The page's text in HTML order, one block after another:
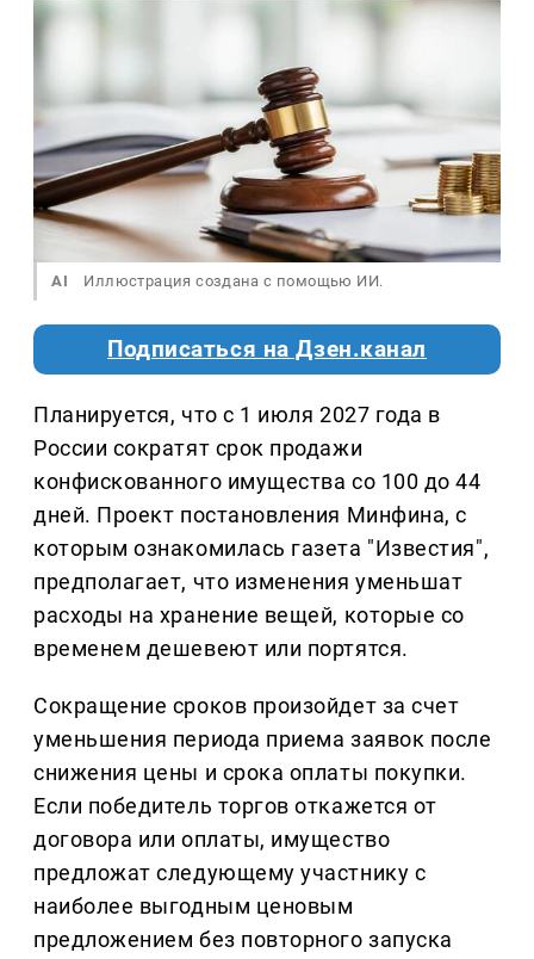
AI Иллюстрация создана с помощью ИИ.
Подписаться на Дзен.канал
Планируется, что с 1 июля 2027 года в
России сократят срок продажи
конфискованного имущества со 100 до 44
дней. Проект постановления Минфина, с
которым ознакомилась газета "Известия",
предполагает, что изменения уменьшат
расходы на хранение вещей, которые со
временем дешевеют или портятся.
Сокращение сроков произойдет за счет
уменьшения периода приема заявок после
снижения цены и срока оплаты покупки.
Если победитель торгов откажется от
договора или оплаты, имущество
предложат следующему участнику с
наиболее выгодным ценовым
предложением без повторного запуска